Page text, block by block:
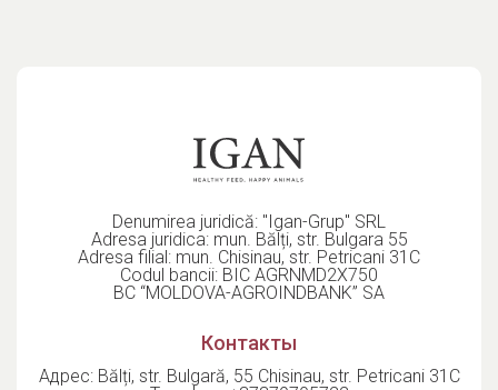
România, acest produs este apreciat în magazinele
specializate, pet shop-uri și clinici veterinare pentru
proprietăți nutriționale și funcționale. Fabricat în Germania,
Denumirea juridică: "Igan-Grup" SRL
Adresa juridica: mun. Bălți, str. Bulgara 55
Adresa filial: mun. Chisinau, str. Petricani 31C
Codul bancii: BIC AGRNMD2X750
BC “MOLDOVA-AGROINDBANK” SA
Контакты
Адрес: Bălți, str. Bulgară, 55 Chisinau, str. Petricani 31C